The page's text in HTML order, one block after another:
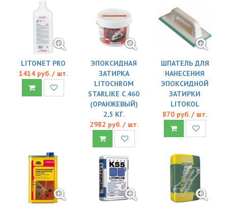
LITONET PRO
1414 руб. / шт.
ЭПОКСИДНАЯ
ЗАТИРКА
LITOCHROM
STARLIKE C.460
(ОРАНЖЕВЫЙ)
2,5 КГ.
2982 руб. / шт.
ШПАТЕЛЬ ДЛЯ
НАНЕСЕНИЯ
ЭПОКСИДНОЙ
ЗАТИРКИ
LITOKOL
870 руб. / шт.